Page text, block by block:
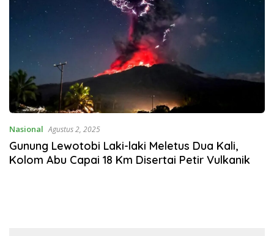
Nasional Agustus 2, 2025
Gunung Lewotobi Laki-laki Meletus Dua Kali,
Kolom Abu Capai 18 Km Disertai Petir Vulkanik